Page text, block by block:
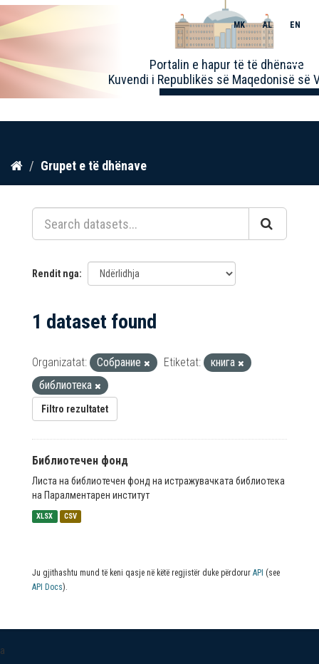
Kalo
përmbajtja
Portalin e hapur të të dhënave
Kuvendi i Republikës së Maqedonisë së
MK AL EN
Toggle
Grupet e të dhënave
Rendit nga
1 dataset found
Organizatat: Собрание Etiketat:
книга
библиотека
Filtro rezultatet
Библиотечен фонд
Листа на библиотечен фонд на истражувачката библиотека
на Паралментарен институт
XLSX CSV
Ju gjithashtu mund të keni qasje në këtë regjistër duke përdorur API (see
API Docs).
a